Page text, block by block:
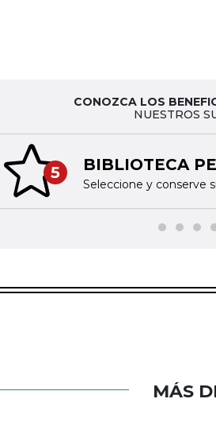
CONOZCA LOS
NUESTROS
5 BIBLIOTECA
Seleccione y conserve
slide
MÁS